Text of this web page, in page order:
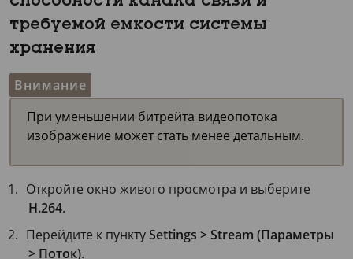
требуемой емкости системы
хранения
Внимание
При уменьшении битрейта видеопотока
изображение может стать менее детальным.
Откройте окно живого просмотра и выберите
H.264.
Перейдите к пунктуSettings > Stream (Параметры
> Поток).